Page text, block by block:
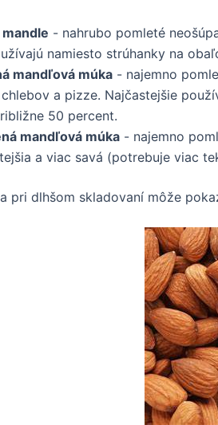
- nahrubo pomleté
namiesto strúhanky na
mandľová múka - najemno
a pizze. Najčastejšie
50 percent.
mandľová múka - najemno
a viac savá (potrebuje viac
pri dlhšom skladovaní môže